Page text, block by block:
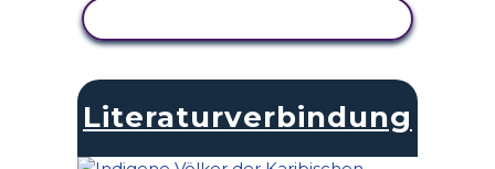
Literaturverbindung